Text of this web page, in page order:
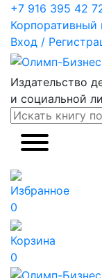
+7 916 395 42
Корпоративный
Вход /
Издательство
и социальной
Избранное
0
Корзина
0